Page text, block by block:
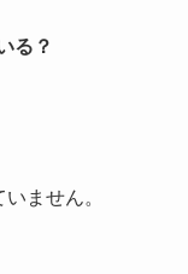
る？
ません。